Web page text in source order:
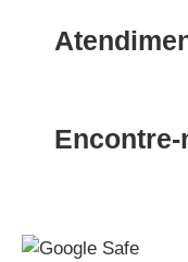
Encontre-